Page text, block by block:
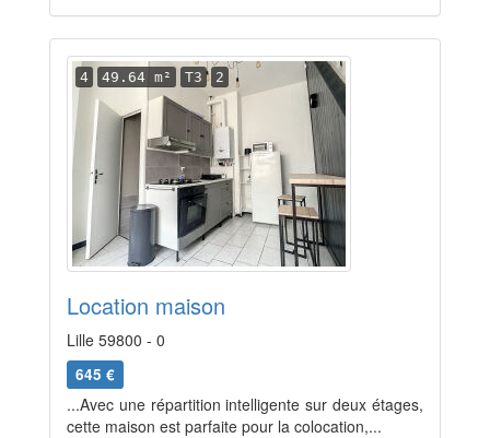
4 49.64 m² T3 2
Location maison
Lille 59800 - 0
645 €
...Avec une répartition intelligente sur deux étages,
cette maison est parfaite pour la colocation,...